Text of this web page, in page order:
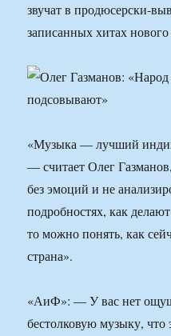
звучат в продюсерски-
записанных хитах нового
«Музыка — лучший
— считает Олег
без эмоций и не
подробностях, как
то можно понять, как
страна».
«АиФ»: — У вас нет
бестолковую музыку, что